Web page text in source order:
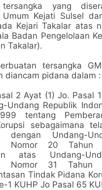
yang
Umum Kejati Sulsel
Kejari Takalar atas
Badan Pengelolaan
Takalar).
tersangka
diancam pidana dalam :
2 Ayat (1) Jo. Pasal
Undang Republik
tentang
sebagaimana
dengan Undang-
Nomor 20 Tahun
atas Undang-
Nomor 31 Tahun
Tindak Pidana
1 KUHP Jo Pasal 65